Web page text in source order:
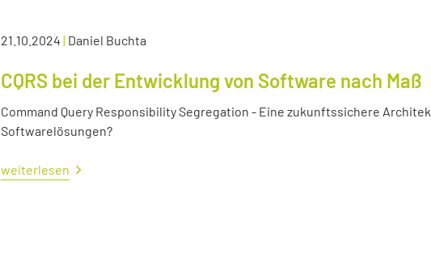
21.10.2024 | Daniel Buchta
CQRS bei der Entwicklung von Software nach Maß
Command Query Responsibility Segregation - Eine zukunftssichere
Softwarelösungen?
weiterlesen